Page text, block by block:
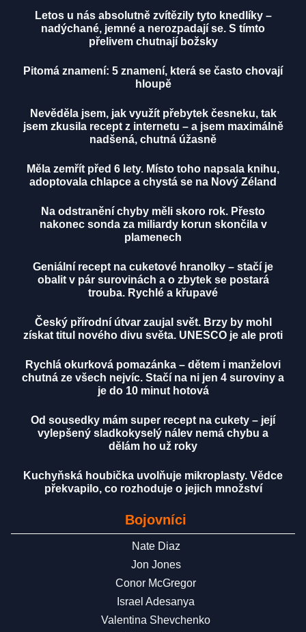
Letos u nás absolutně zvítězily tyto knedlíky –
nadýchané, jemné a nerozpadají se. S tímto
přelivem chutnají božsky
Pitomá znamení: 5 znamení, která se často chovají
hloupě
Nevěděla jsem, jak využít přebytek česneku, tak
jsem zkusila recept z internetu – a jsem maximálně
nadšená, chutná úžasně
Měla zemřít před 6 lety. Místo toho napsala knihu,
adoptovala chlapce a chystá se na Nový Zéland
Na odstranění chyby měli skoro rok. Přesto
nakonec sonda za miliardy korun skončila v
plamenech
Geniální recept na cuketové hranolky – stačí je
obalit v pár surovinách a o zbytek se postará
trouba. Rychlé a křupavé
Český přírodní útvar zaujal svět. Brzy by mohl
získat titul nového divu světa. UNESCO je ale proti
Rychlá okurková pomazánka – dětem i manželovi
chutná ze všech nejvíc. Stačí na ni jen 4 suroviny a
je do 10 minut hotová
Od sousedky mám super recept na cukety – její
vylepšený sladkokyselý nálev nemá chybu a
dělám ho už roky
Kuchyňská houbička uvolňuje mikroplasty. Vědce
překvapilo, co rozhoduje o jejich množství
Bojovníci
Nate Diaz
Jon Jones
Conor McGregor
Israel Adesanya
Valentina Shevchenko